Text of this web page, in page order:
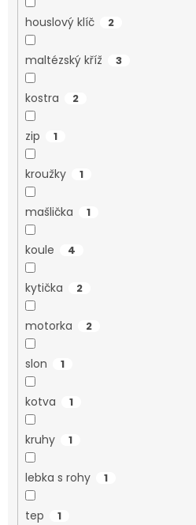
houslový klíč 2
maltézský kříž 3
kostra 2
zip 1
kroužky 1
mašlička 1
koule 4
kytička 2
motorka 2
slon 1
kotva 1
kruhy 1
lebka s rohy 1
tep 1